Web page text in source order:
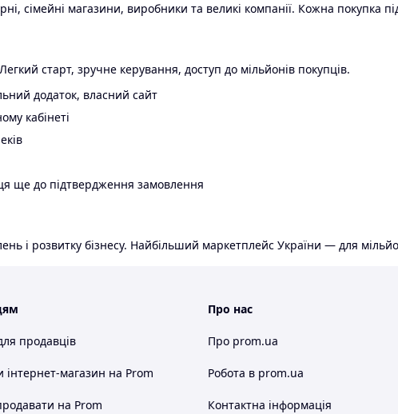
сімейні магазини, виробники та великі компанії. Кожна покупка
старт, зручне керування, доступ до мільйонів покупців.
додаток, власний сайт
кабінеті
ще до підтвердження замовлення
і розвитку бізнесу. Найбільший маркетплейс України — для
продавців
інтернет-магазин на Prom
на Prom
Про нас
Про prom.ua
Робота в prom.ua
Контактна інформація